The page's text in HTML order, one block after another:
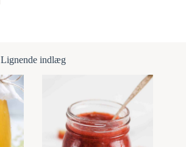
Lignende indlæg